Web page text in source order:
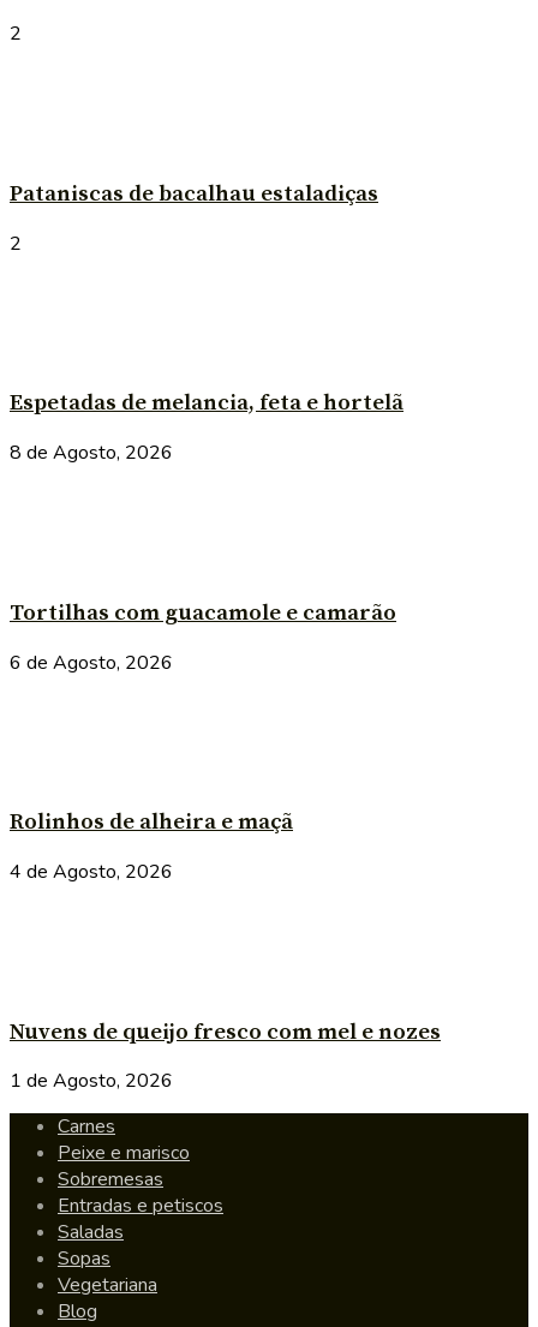
2
Pataniscas de bacalhau estaladiças
2
Espetadas de melancia, feta e hortelã
8 de Agosto, 2026
Tortilhas com guacamole e camarão
6 de Agosto, 2026
Rolinhos de alheira e maçã
4 de Agosto, 2026
Nuvens de queijo fresco com mel e nozes
1 de Agosto, 2026
Carnes
Peixe e marisco
Sobremesas
Entradas e petiscos
Saladas
Sopas
Vegetariana
Blog